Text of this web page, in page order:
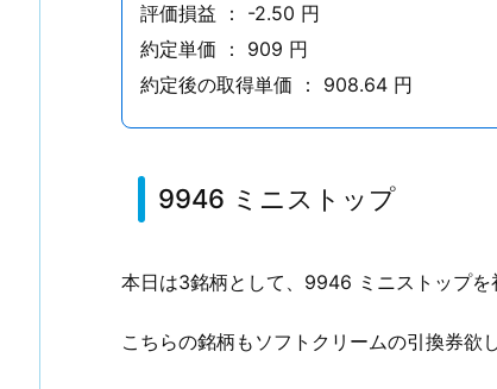
ミ
ニ
ス
自
E
評価損益 ： -2.50 円
約定単価 ： 909 円
約定後の取得単価 ： 908.64 円
9946 ミニストップ
本日は3銘柄として、9946 ミニストップを
こちらの銘柄もソフトクリームの引換券欲